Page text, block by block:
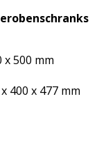
x 500 mm
400 x 477 mm